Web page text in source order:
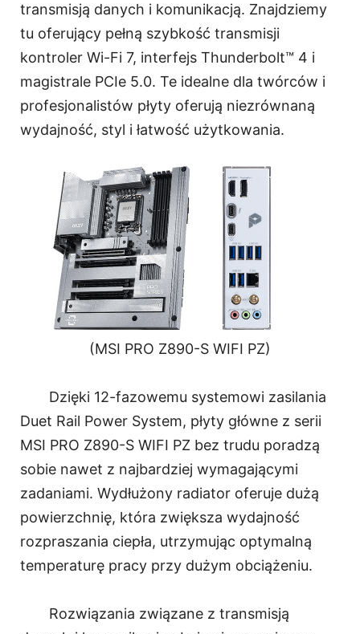
transmisją danych i komunikacją. Znajdziemy
tu oferujący pełną szybkość transmisji
kontroler Wi-Fi 7, interfejs Thunderbolt™ 4 i
magistrale PCIe 5.0. Te idealne dla twórców i
profesjonalistów płyty oferują niezrównaną
wydajność, styl i łatwość użytkowania.
(MSI PRO Z890-S WIFI PZ)
Dzięki 12-fazowemu systemowi zasilania
Duet Rail Power System, płyty główne z serii
MSI PRO Z890-S WIFI PZ bez trudu poradzą
sobie nawet z najbardziej wymagającymi
zadaniami. Wydłużony radiator oferuje dużą
powierzchnię, która zwiększa wydajność
rozpraszania ciepła, utrzymując optymalną
temperaturę pracy przy dużym obciążeniu.
Rozwiązania związane z transmisją